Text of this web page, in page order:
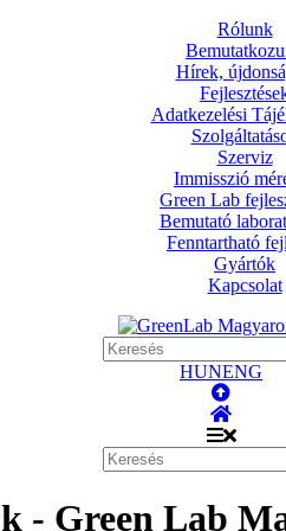
Rólunk
Hírek,
Adatkezelési
Szerviz
Immisszió
Green Lab
Bemutató
Fenntartható
Gyártók
Kapcsolat
HUNENG
- Green Lab